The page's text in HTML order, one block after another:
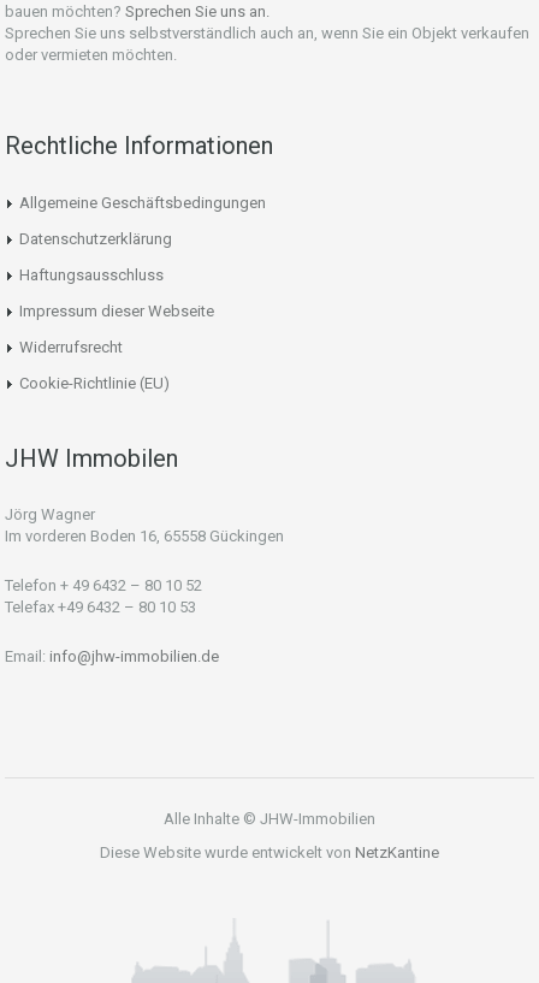
bauen möchten? Sprechen Sie uns an.
Sprechen Sie uns selbstverständlich auch an, wenn Sie ein Objekt verkaufen
oder vermieten möchten.
Rechtliche Informationen
Allgemeine Geschäftsbedingungen
Datenschutzerklärung
Haftungsausschluss
Impressum dieser Webseite
Widerrufsrecht
Cookie-Richtlinie (EU)
JHW Immobilen
Jörg Wagner
Im vorderen Boden 16, 65558 Gückingen
Telefon + 49 6432 – 80 10 52
Telefax +49 6432 – 80 10 53
Email: info@jhw-immobilien.de
Alle Inhalte © JHW-Immobilien
Diese Website wurde entwickelt von NetzKantine